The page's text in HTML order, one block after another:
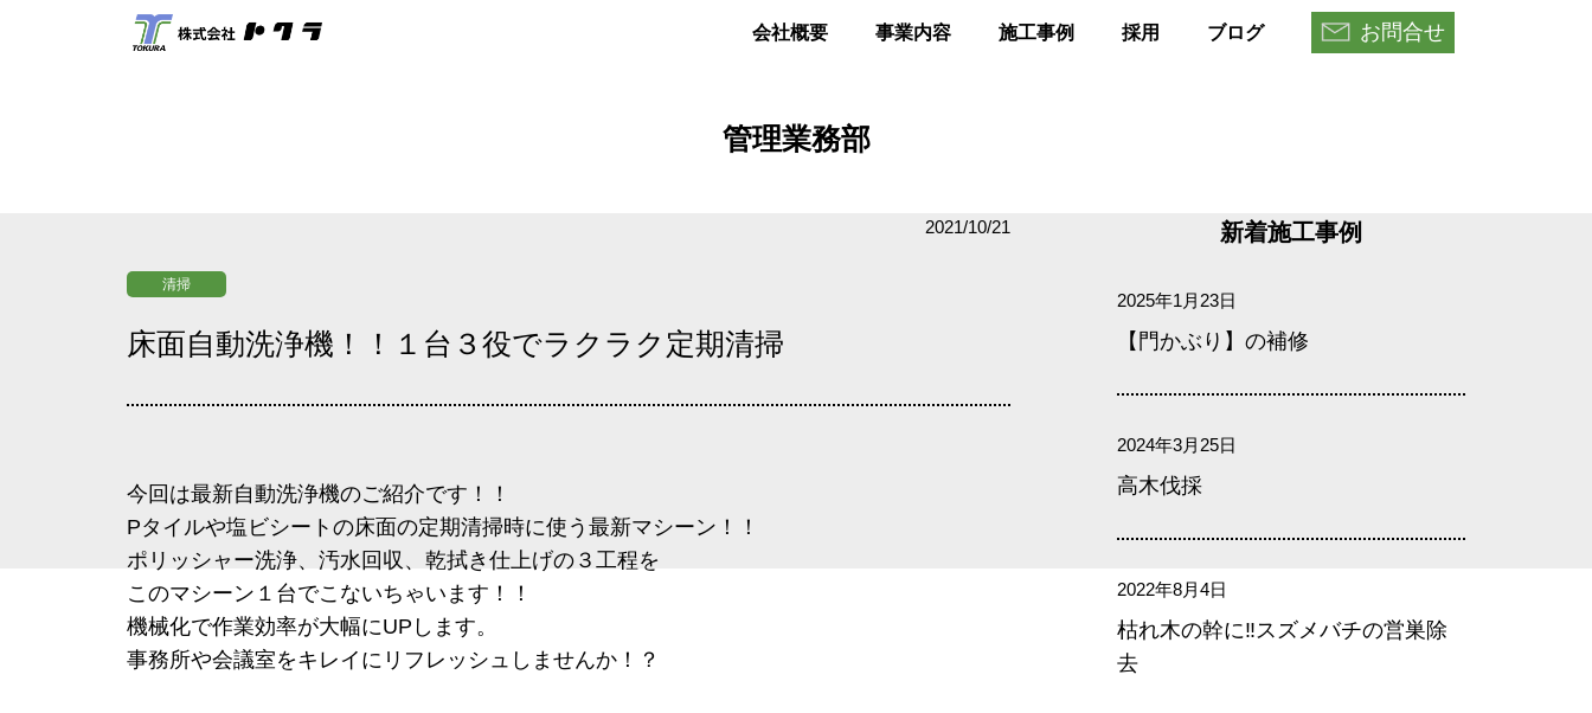
会社概要 事業内容 施工事例 採用 ブログ お問合せ
管理業務部
2021/10/21
清掃
床面自動洗浄機！！１台３役でラクラク定期清掃
今回は最新自動洗浄機のご紹介です！！
Pタイルや塩ビシートの床面の定期清掃時に使う最新マシーン！！
ポリッシャー洗浄、汚水回収、乾拭き仕上げの３工程を
このマシーン１台でこないちゃいます！！
機械化で作業効率が大幅にUPします。
事務所や会議室をキレイにリフレッシュしませんか！？
新着施工事例
2025年1月23日
【門かぶり】の補修
2024年3月25日
高木伐採
2022年8月4日
枯れ木の幹に‼スズメバチの営巣除
去